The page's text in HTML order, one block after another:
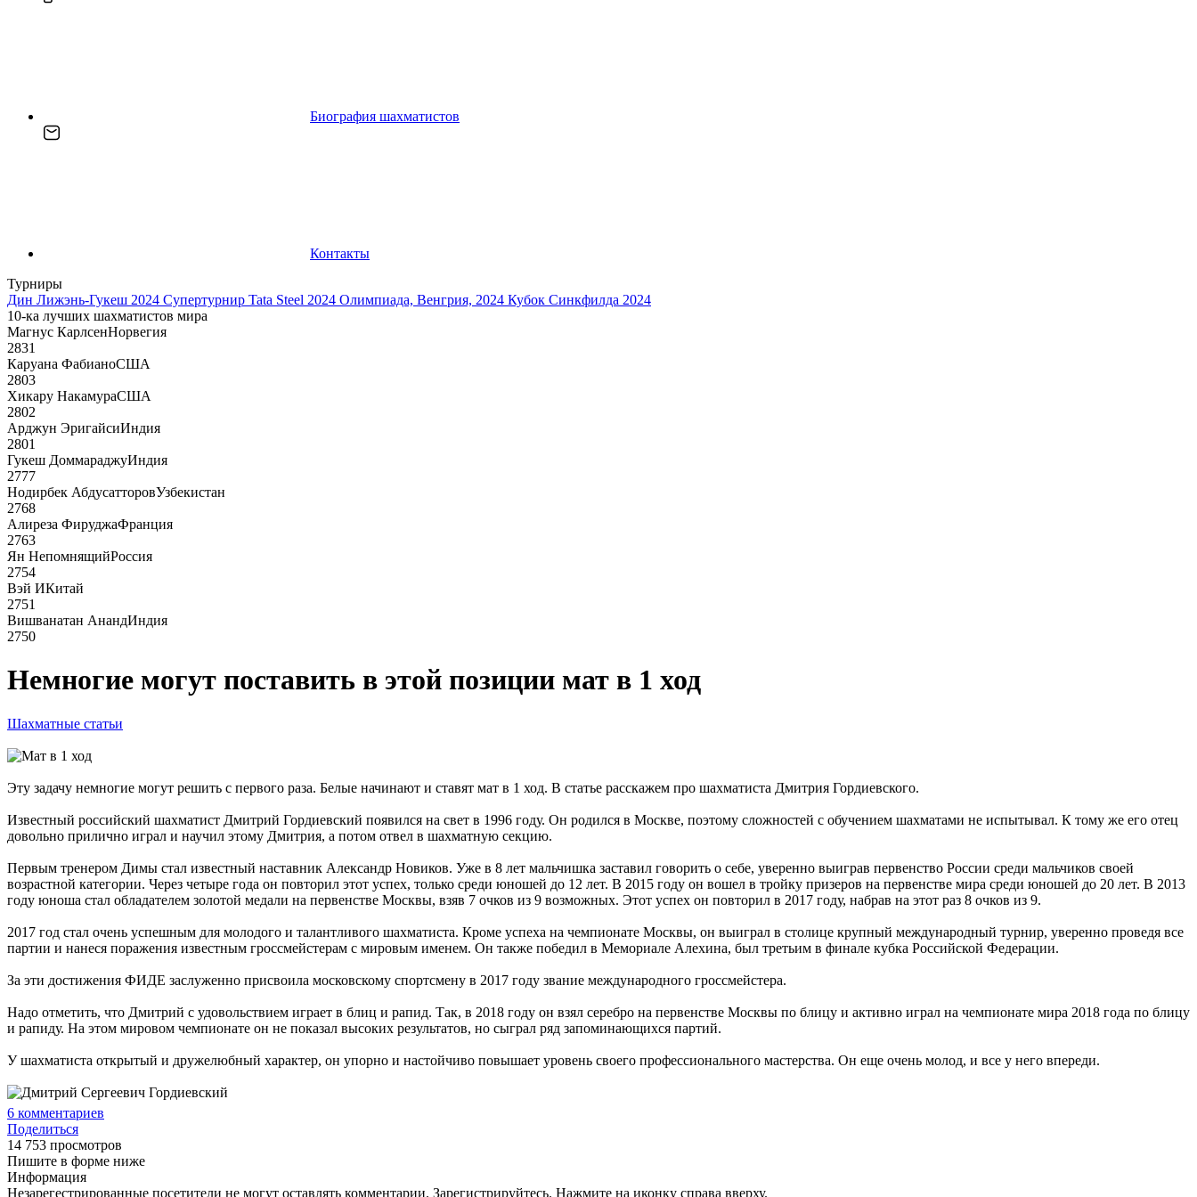
Биография шахматистов
Контакты
Турниры
Дин Лижэнь-Гукеш 2024 Супертурнир Tata Steel 2024 Олимпиада, Венгрия, 2024 Кубок Синкфилда 2024
10-ка лучших шахматистов мира
Магнус КарлсенНорвегия
2831
Каруана ФабианоСША
2803
Хикару НакамураСША
2802
Арджун ЭригайсиИндия
2801
Гукеш ДоммараджуИндия
2777
Нодирбек АбдусатторовУзбекистан
2768
Алиреза ФируджаФранция
2763
Ян НепомнящийРоссия
2754
Вэй ИКитай
2751
Вишванатан АнандИндия
2750
Немногие могут поставить в этой позиции мат в 1 ход
Шахматные статьи
Эту задачу немногие могут решить с первого раза. Белые начинают и ставят мат в 1 ход. В статье расскажем про шахматиста Дмитрия Гордиевского.
Известный российский шахматист Дмитрий Гордиевский появился на свет в 1996 году. Он родился в Москве, поэтому сложностей с обучением шахматами не испытывал. К тому же его отец
довольно прилично играл и научил этому Дмитрия, а потом отвел в шахматную секцию.
Первым тренером Димы стал известный наставник Александр Новиков. Уже в 8 лет мальчишка заставил говорить о себе, уверенно выиграв первенство России среди мальчиков своей
возрастной категории. Через четыре года он повторил этот успех, только среди юношей до 12 лет. В 2015 году он вошел в тройку призеров на первенстве мира среди юношей до 20 лет. В 2013
году юноша стал обладателем золотой медали на первенстве Москвы, взяв 7 очков из 9 возможных. Этот успех он повторил в 2017 году, набрав на этот раз 8 очков из 9.
2017 год стал очень успешным для молодого и талантливого шахматиста. Кроме успеха на чемпионате Москвы, он выиграл в столице крупный международный турнир, уверенно проведя все
партии и нанеся поражения известным гроссмейстерам с мировым именем. Он также победил в Мемориале Алехина, был третьим в финале кубка Российской Федерации.
За эти достижения ФИДЕ заслуженно присвоила московскому спортсмену в 2017 году звание международного гроссмейстера.
Надо отметить, что Дмитрий с удовольствием играет в блиц и рапид. Так, в 2018 году он взял серебро на первенстве Москвы по блицу и активно играл на чемпионате мира 2018 года по блицу
и рапиду. На этом мировом чемпионате он не показал высоких результатов, но сыграл ряд запоминающихся партий.
У шахматиста открытый и дружелюбный характер, он упорно и настойчиво повышает уровень своего профессионального мастерства. Он еще очень молод, и все у него впереди.
6 комментариев
Поделиться
14 753 просмотров
Пишите в форме ниже
Информация
Незарегестрированные посетители не могут оставлять комментарии. Зарегистрируйтесь. Нажмите на иконку справа вверху.